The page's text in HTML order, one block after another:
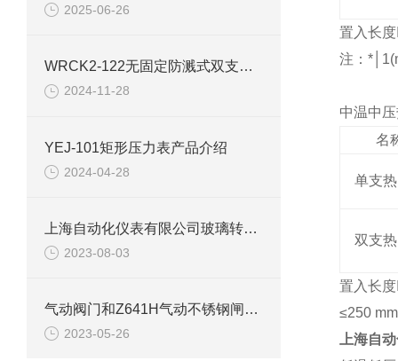
2025-06-26
WRCK2-122无固定防溅式双支铠装热电偶可以直接测量
2024-11-28
YEJ-101矩形压力表产品介绍
2024-04-28
上海自动化仪表有限公司玻璃转子流量计选型
2023-08-03
气动阀门和Z641H气动不锈钢闸阀的定义
2023-05-26
置入长
注：
中温中
名
单支
双支
置入长
≤250
上海自